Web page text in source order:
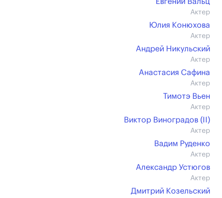
Актер
Юлия Конюхова
Актер
Андрей Никульский
Актер
Анастасия Сафина
Актер
Тимотэ Вьен
Актер
Виктор Виноградов (II)
Актер
Вадим Руденко
Актер
Александр Устюгов
Актер
Дмитрий Козельский